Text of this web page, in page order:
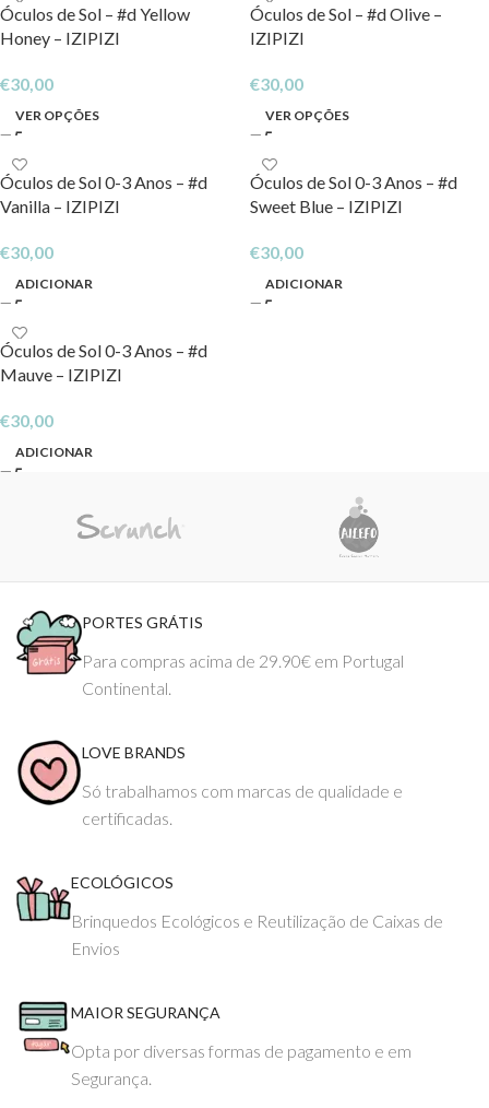
Óculos de Sol – #d Yellow
Honey – IZIPIZI
€30,00
VER OPÇÕES
Óculos de Sol – #d Olive –
IZIPIZI
€30,00
VER OPÇÕES
Óculos de Sol 0-3 Anos – #d
Vanilla – IZIPIZI
€30,00
ADICIONAR
Óculos de Sol 0-3 Anos – #d
Sweet Blue – IZIPIZI
€30,00
ADICIONAR
Óculos de Sol 0-3 Anos – #d
Mauve – IZIPIZI
€30,00
ADICIONAR
PORTES GRÁTIS
Para compras acima de 29.90€ em Portugal
Continental.
LOVE BRANDS
Só trabalhamos com marcas de qualidade e
certificadas.
ECOLÓGICOS
Brinquedos Ecológicos e Reutilização de Caixas de
Envios
MAIOR SEGURANÇA
Opta por diversas formas de pagamento e em
Segurança.